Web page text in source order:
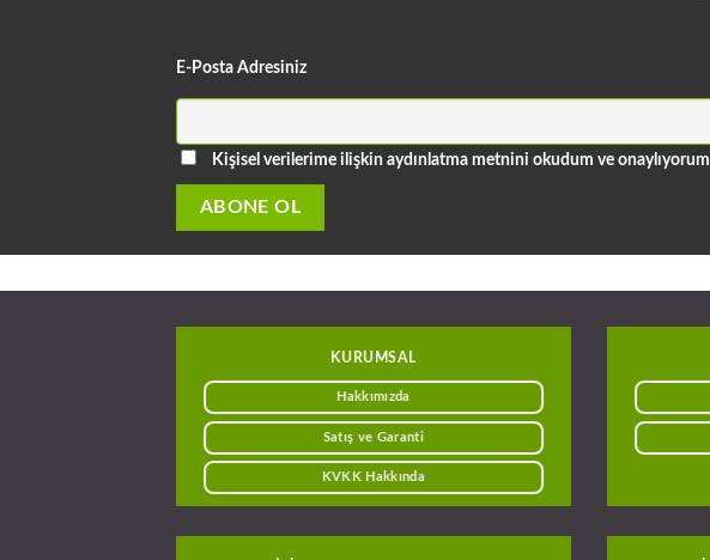
E-Posta Adresiniz
Kişisel verilerime ilişkin aydınlatma metnini okudum ve onaylıyorum
KURUMSAL
Hakkımızda
Satış ve Garanti
KVKK Hakkında